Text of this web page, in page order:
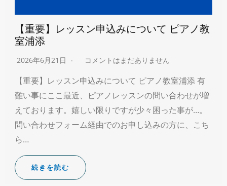
【重要】レッスン申込みについて ピアノ教
室浦添
2026年6月21日 コメントはまだありません
【重要】レッスン申込みについて ピアノ教室浦添 有
難い事にここ最近、ピアノレッスンの問い合わせが増
えております。嬉しい限りですが少々困った事が…。
問い合わせフォーム経由でのお申し込みの方に、こち
ら…
続きを読む